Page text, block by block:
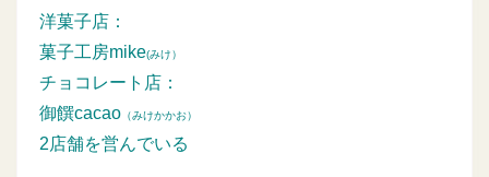
洋菓子店：
菓子工房mike(みけ）
チョコレート店：
御饌cacao （みけかかお）
2店舗を営んでいる